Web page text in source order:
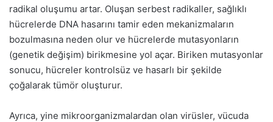
radikal oluşumu artar. Oluşan serbest radikaller, sağlıklı
hücrelerde DNA hasarını tamir eden mekanizmaların
bozulmasına neden olur ve hücrelerde mutasyonların
(genetik değişim) birikmesine yol açar. Biriken mutasyonlar
sonucu, hücreler kontrolsüz ve hasarlı bir şekilde
çoğalarak tümör oluşturur.
Ayrıca, yine mikroorganizmalardan olan virüsler, vücuda